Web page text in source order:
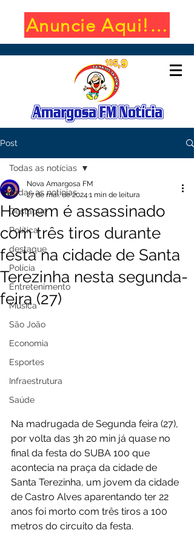
Anuncie Aqui!
Post
Todas as notícias
Destaque
Política
destaque
Polícia
Entretenimento
Música
São João
Economia
Esportes
Infraestrutura
Saúde
Todas as notícias
Homem é assassinado
com três tiros durante
festa na cidade de Santa
Terezinha nesta segunda-
feira (27)
Nova Amargosa FM
27 de mai. de 2024 1 min de leitura
Na madrugada de Segunda feira (27),
por volta das 3h 20 min já quase no
final da festa do SUBA 100 que
acontecia na praça da cidade de
Santa Terezinha, um jovem da cidade
de Castro Alves aparentando ter 22
anos foi morto com três tiros a 100
metros do circuito da festa.